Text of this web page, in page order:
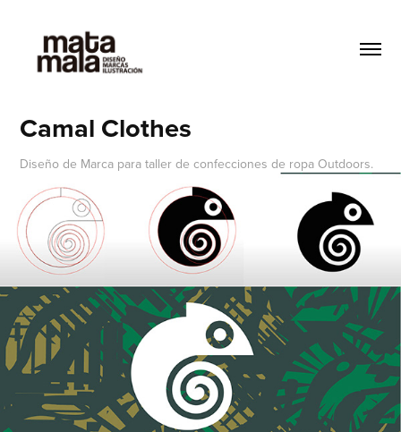
Camal Clothes
Diseño de Marca para taller de confecciones de ropa Outdoors.